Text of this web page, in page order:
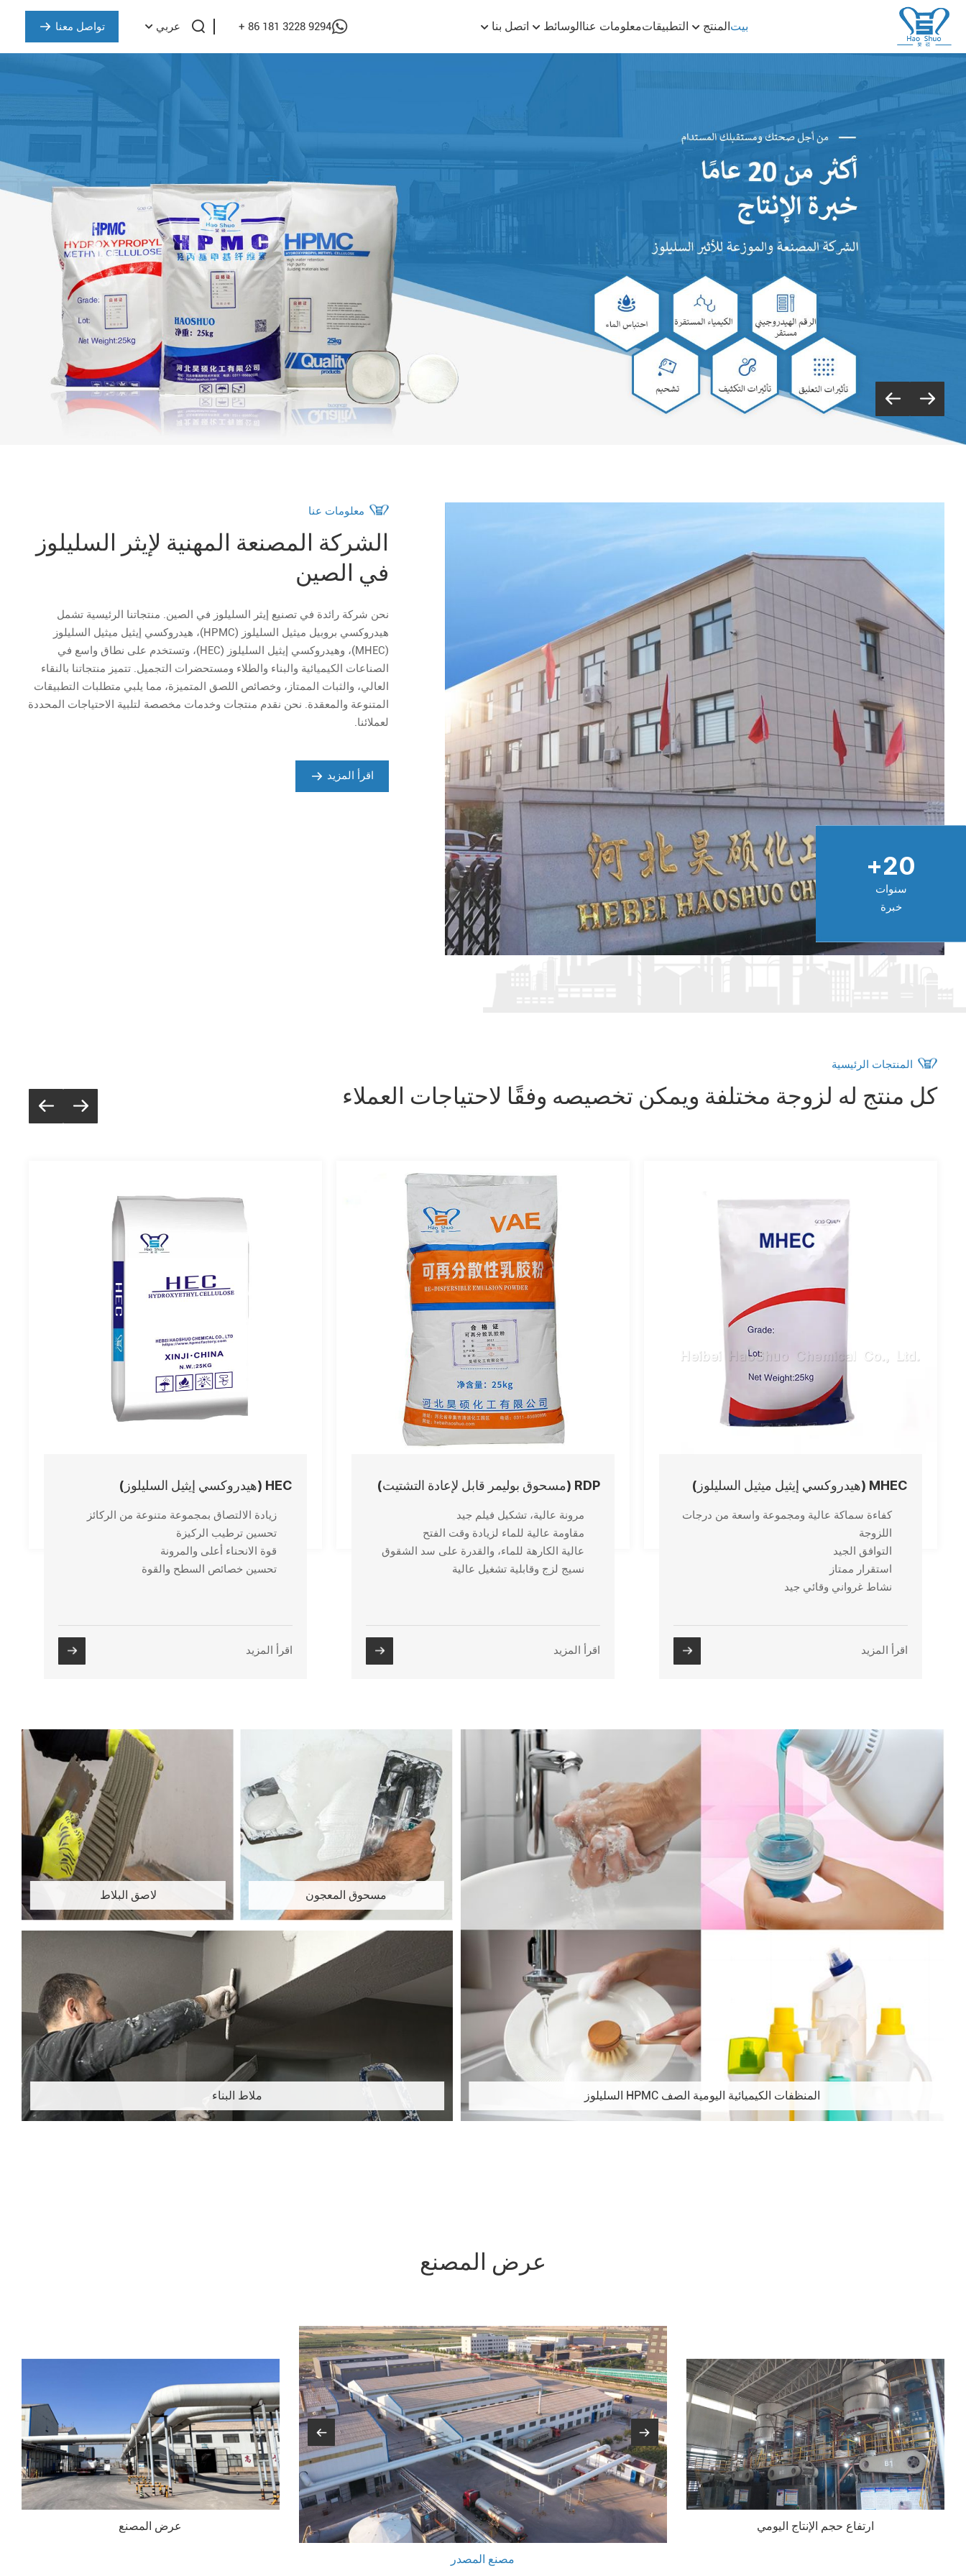
بيتالمنتج التطبيقاتمعلومات عناالوسائط اتصل بنا + 86 181 3228 9294 عربي تواصل معنا
20
+
سنوات
خبرة
معلومات عنا
الشركة المصنعة المهنية لإيثر السليلوز
في الصين
نحن شركة رائدة في تصنيع إيثر السليلوز في الصين. منتجاتنا الرئيسية تشمل
هيدروكسي بروبيل ميثيل السليلوز (HPMC)، هيدروكسي إيثيل ميثيل السليلوز
(MHEC)، وهيدروكسي إيثيل السليلوز (HEC)، وتستخدم على نطاق واسع في
الصناعات الكيميائية والبناء والطلاء ومستحضرات التجميل. تتميز منتجاتنا بالنقاء
العالي، والثبات الممتاز، وخصائص اللصق المتميزة، مما يلبي متطلبات التطبيقات
المتنوعة والمعقدة. نحن نقدم منتجات وخدمات مخصصة لتلبية الاحتياجات المحددة
لعملائنا.
اقرأ المزيد
المنتجات الرئيسية
كل منتج له لزوجة مختلفة ويمكن تخصيصه وفقًا لاحتياجات العملاء
MHEC (هيدروكسي إيثيل ميثيل السليلوز)
كفاءة سماكة عالية ومجموعة واسعة من درجات
اللزوجة
التوافق الجيد
استقرار ممتاز
نشاط غرواني وقائي جيد
اقرأ المزيد
RDP (مسحوق بوليمر قابل لإعادة التشتيت)
مرونة عالية، تشكيل فيلم جيد
مقاومة عالية للماء لزيادة وقت الفتح
عالية الكارهة للماء، والقدرة على سد الشقوق
نسيج لزج وقابلية تشغيل عالية
اقرأ المزيد
HEC (هيدروكسي إيثيل السليلوز)
زيادة الالتصاق بمجموعة متنوعة من الركائز
تحسين ترطيب الركيزة
قوة الانحناء أعلى والمرونة
تحسين خصائص السطح والقوة
اقرأ المزيد
المنظفات الكيميائية اليومية الصف HPMC السليلوز
مسحوق المعجون لاصق البلاط
ملاط البناء
عرض المصنع
عرض
المصنع
مصنع المصدر
ارتفاع حجم الإنتاج اليومي
قابلة للتطبيق على نطاق واسع
مصدر
جودة